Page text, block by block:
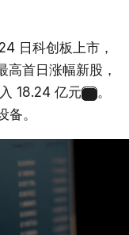
日科创板上市，
首日涨幅新股，
18.24 亿元
。
。